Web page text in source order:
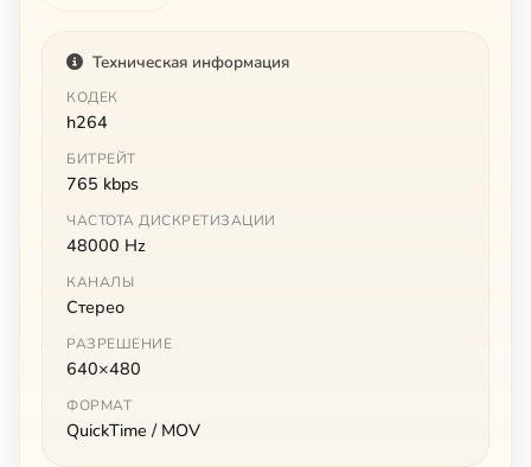
Техническая информация
КОДЕК
h264
БИТРЕЙТ
765 kbps
ЧАСТОТА ДИСКРЕТИЗАЦИИ
48000 Hz
КАНАЛЫ
Стерео
РАЗРЕШЕНИЕ
640×480
ФОРМАТ
QuickTime / MOV